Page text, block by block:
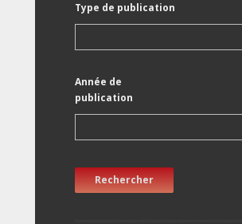
Type de publication
Année de
publication
Rechercher